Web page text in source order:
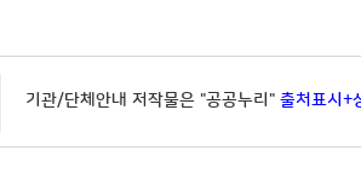
기관/단체안내 저작물은 "공공누리" 출처표시+